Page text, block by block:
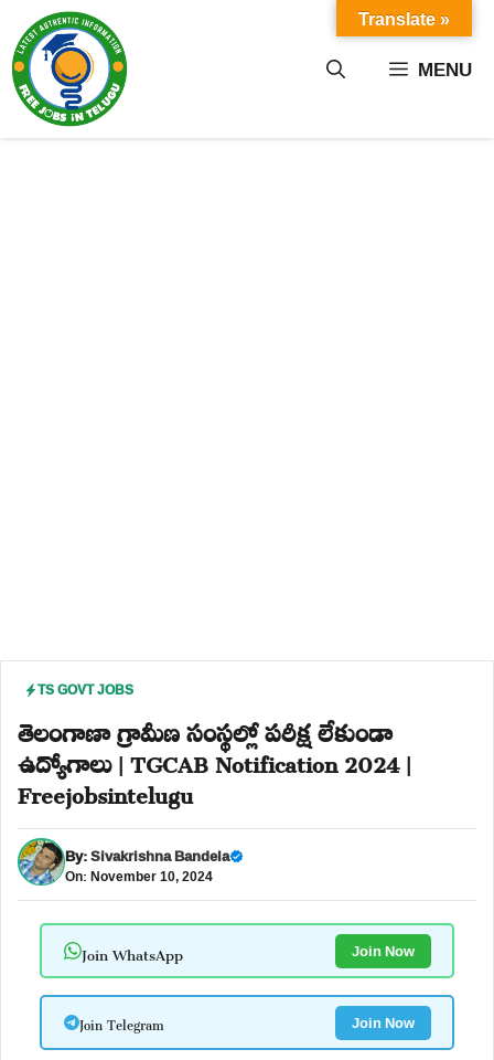
content MENU
TS GOVT JOBS
తెలంగాణా గ్రామీణ సంస్థల్లో పరీక్ష లేకుండా
ఉద్యోగాలు | TGCAB Notification 2024 |
Freejobsintelugu
By:Sivakrishna Bandela
On: November 10, 2024
Join WhatsApp Join Now
Join Telegram Join Now
Translate »